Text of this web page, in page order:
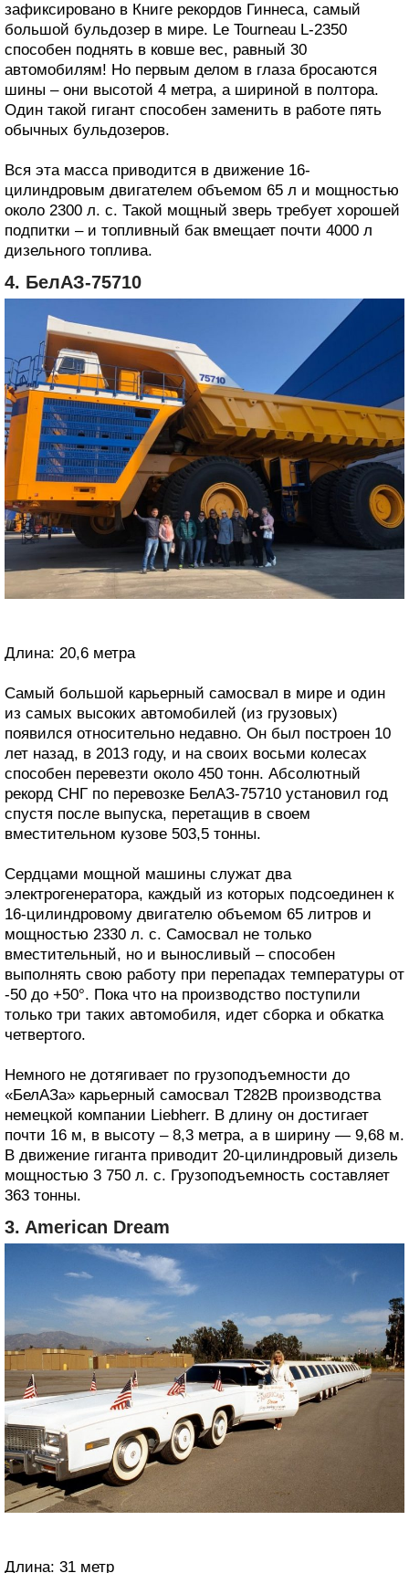
зафиксировано в Книге рекордов Гиннеса, самый
большой бульдозер в мире. Le Tourneau L-2350
способен поднять в ковше вес, равный 30
автомобилям! Но первым делом в глаза бросаются
шины – они высотой 4 метра, а шириной в полтора.
Один такой гигант способен заменить в работе пять
обычных бульдозеров.
Вся эта масса приводится в движение 16-
цилиндровым двигателем объемом 65 л и мощностью
около 2300 л. с. Такой мощный зверь требует хорошей
подпитки – и топливный бак вмещает почти 4000 л
дизельного топлива.
4. БелАЗ-75710
Длина: 20,6 метра
Самый большой карьерный самосвал в мире и один
из самых высоких автомобилей (из грузовых)
появился относительно недавно. Он был построен 10
лет назад, в 2013 году, и на своих восьми колесах
способен перевезти около 450 тонн. Абсолютный
рекорд СНГ по перевозке БелАЗ-75710 установил год
спустя после выпуска, перетащив в своем
вместительном кузове 503,5 тонны.
Сердцами мощной машины служат два
электрогенератора, каждый из которых подсоединен к
16-цилиндровому двигателю объемом 65 литров и
мощностью 2330 л. с. Самосвал не только
вместительный, но и выносливый – способен
выполнять свою работу при перепадах температуры от
-50 до +50°. Пока что на производство поступили
только три таких автомобиля, идет сборка и обкатка
четвертого.
Немного не дотягивает по грузоподъемности до
«БелАЗа» карьерный самосвал T282B производства
немецкой компании Liebherr. В длину он достигает
почти 16 м, в высоту – 8,3 метра, а в ширину — 9,68 м.
В движение гиганта приводит 20-цилиндровый дизель
мощностью 3 750 л. с. Грузоподъемность составляет
363 тонны.
3. American Dream
Длина: 31 метр